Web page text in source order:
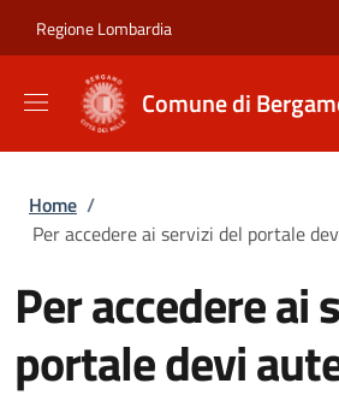
Regione Lombardia
Comune di
Briciole di pane
Home /
Per accedere ai servizi del portale
Per accedere ai
portale devi